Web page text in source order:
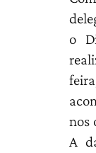
o
nos
A